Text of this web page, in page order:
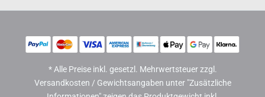
* Alle Preise inkl. gesetzl. Mehrwertsteuer zzgl.
Versandkosten / Gewichtsangaben unter "Zusätzliche